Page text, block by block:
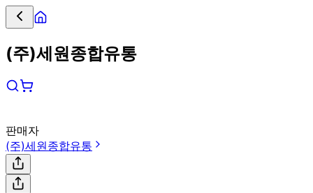
(주)세원종합유통
판매자
(주)세원종합유통